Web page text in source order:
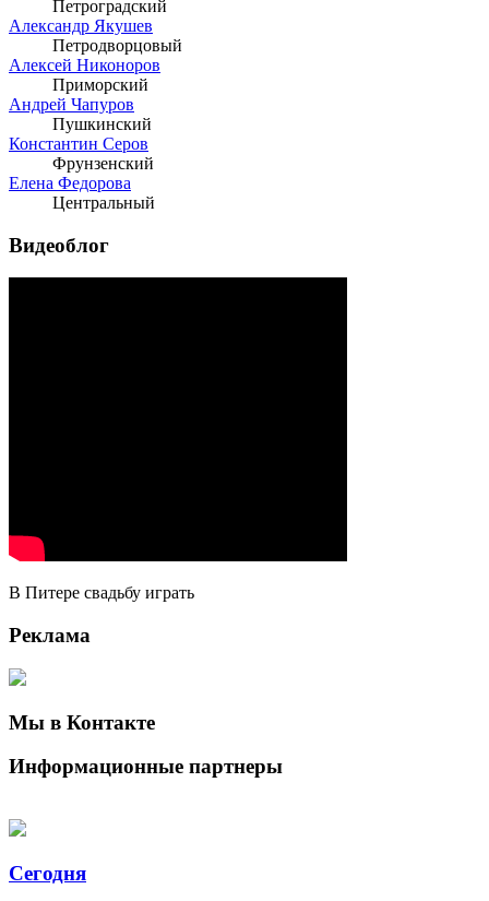
Петроградский
Александр Якушев
Петродворцовый
Алексей Никоноров
Приморский
Андрей Чапуров
Пушкинский
Константин Серов
Фрунзенский
Елена Федорова
Центральный
Видеоблог
В Питере свадьбу играть
Реклама
Мы в Контакте
Информационные партнеры
Сегодня